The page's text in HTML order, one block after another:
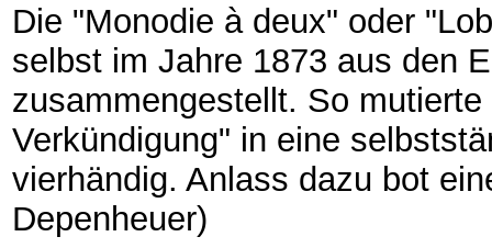
Die "Monodie à deux" oder
selbst im Jahre 1873 aus den
zusammengestellt. So
Verkündigung" in eine
vierhändig. Anlass dazu bot
Depenheuer)